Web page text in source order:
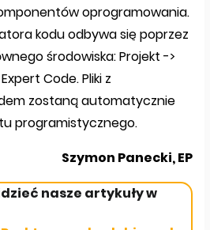
oprogramowania.
kodu odbywa się poprzez
środowiska: Projekt ->
Code. Pliki z
zostaną automatycznie
programistycznego.
Szymon Panecki, EP
nasze artykuły w